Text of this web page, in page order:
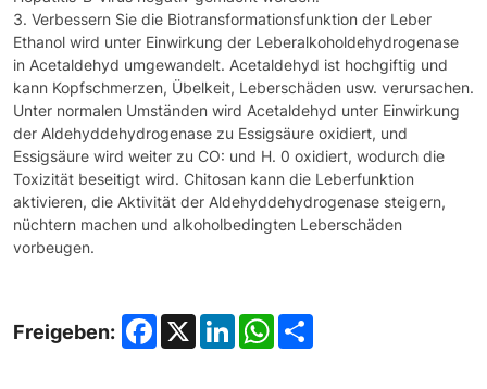
3. Verbessern Sie die Biotransformationsfunktion der Leber
Ethanol wird unter Einwirkung der Leberalkoholdehydrogenase
in Acetaldehyd umgewandelt. Acetaldehyd ist hochgiftig und
kann Kopfschmerzen, Übelkeit, Leberschäden usw. verursachen.
Unter normalen Umständen wird Acetaldehyd unter Einwirkung
der Aldehyddehydrogenase zu Essigsäure oxidiert, und
Essigsäure wird weiter zu CO: und H. 0 oxidiert, wodurch die
Toxizität beseitigt wird. Chitosan kann die Leberfunktion
aktivieren, die Aktivität der Aldehyddehydrogenase steigern,
nüchtern machen und alkoholbedingten Leberschäden
vorbeugen.
Freigeben: Facebook
X LinkedInWhatsApp